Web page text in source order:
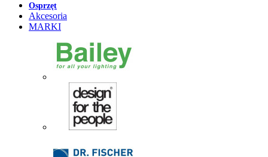
Osprzęt
Akcesoria
MARKI